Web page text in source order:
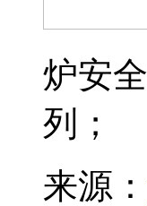
炉安
列；
来源：